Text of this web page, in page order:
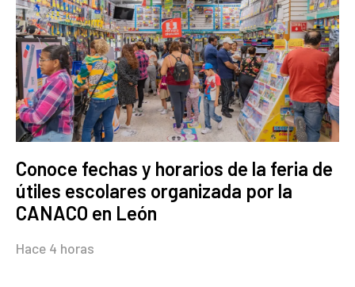
Conoce fechas y horarios de la feria de
útiles escolares organizada por la
CANACO en León
Hace 4 horas